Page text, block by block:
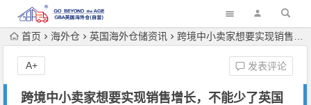
首页 海外仓 英国海外仓储资讯 跨境中小卖家想要实现销售增长，不能少了英国海外仓
跨境中小卖家想要实现销售增长，不能少了英国
发表评论
A+